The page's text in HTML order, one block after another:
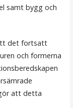
samt bygg och
det fortsatt
och formerna
att detta